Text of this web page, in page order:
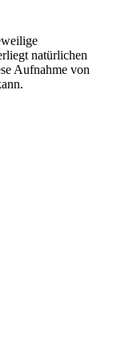
natürlichen
Aufnahme von